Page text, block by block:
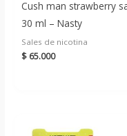
Cush man strawberry
30 ml – Nasty
Sales de nicotina
$ 65.000